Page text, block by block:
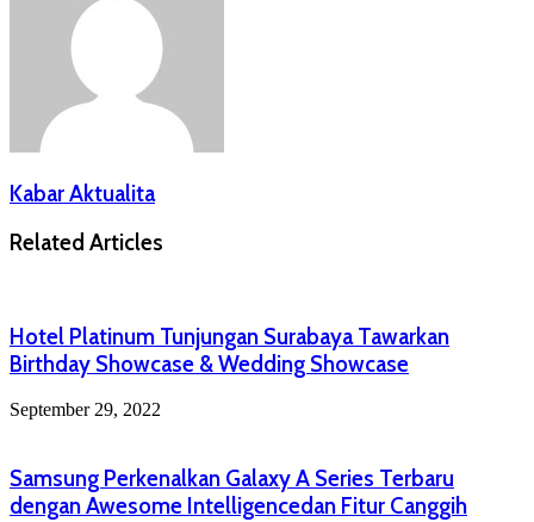
Kabar Aktualita
Related Articles
Hotel Platinum Tunjungan Surabaya Tawarkan
Birthday Showcase & Wedding Showcase
September 29, 2022
Samsung Perkenalkan Galaxy A Series Terbaru
dengan Awesome Intelligencedan Fitur Canggih